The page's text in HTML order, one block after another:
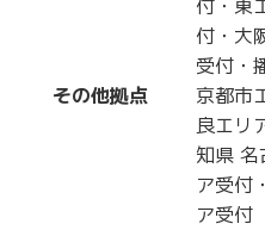
その他拠点
付・東
付・大
受付・
京都市
良エリ
知県 名
ア受付
ア受付